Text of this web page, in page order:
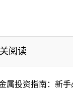
阅读
属投资指南：新